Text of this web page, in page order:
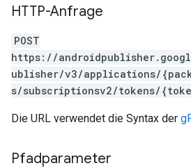
HTTP-Anfrage
POST
https://
ublisher/v3/applications/
s/subscriptionsv2/tokens/
Die URL verwendet die Syntax der
Pfadparameter